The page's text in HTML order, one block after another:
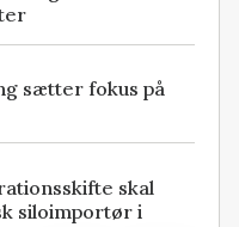
sætter fokus på
skal
siloimportør i